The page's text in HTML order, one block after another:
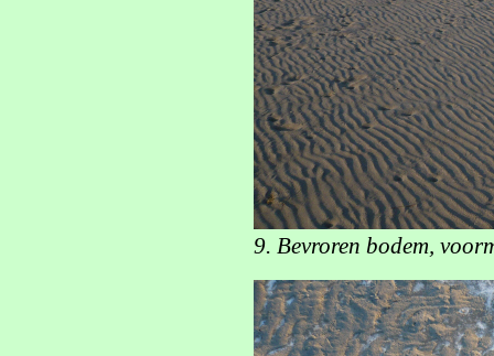
9. Bevroren bodem,